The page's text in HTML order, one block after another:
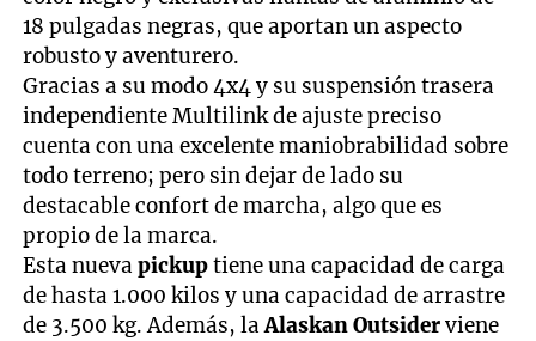
18 pulgadas negras, que aportan un aspecto
robusto y aventurero.
Gracias a su modo 4x4 y su suspensión trasera
independiente Multilink de ajuste preciso
cuenta con una excelente maniobrabilidad sobre
todo terreno; pero sin dejar de lado su
destacable confort de marcha, algo que es
propio de la marca.
Esta nuevapickuptiene una capacidad de carga
de hasta 1.000 kilos y una capacidad de arrastre
de 3.500 kg. Además, laAlaskan Outsiderviene